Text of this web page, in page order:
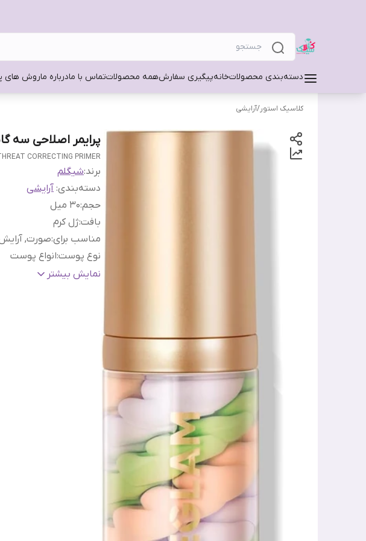
دسته‌بندی محصولاتخانهپیگیری سفارشهمه محصولاتتماس با مادرباره ماروش های
کلاسیک استور/آرایشی
پرایمر اصلاحی سه
CORRECTING PRIMER
برند:شیگلم
دسته‌بندی: آرایشی
حجم:30 میل
بافت:ژل کرم
مناسب برای:صورت,
نوع پوست:انواع پوست
رنج سنی:همه افرادنمایش بیشتر